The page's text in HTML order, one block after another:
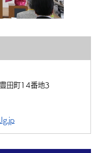
田町14番地3